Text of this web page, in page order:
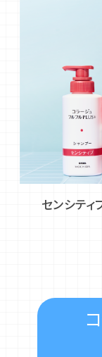
センシティ